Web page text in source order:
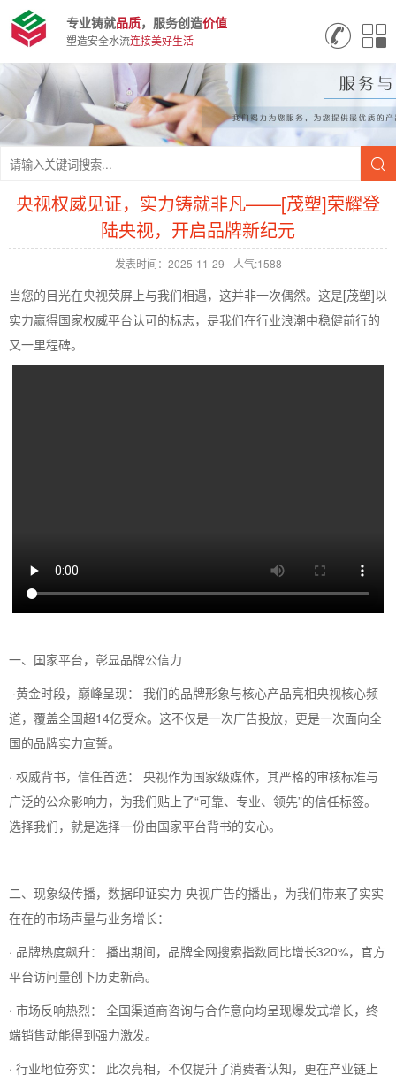
专业铸就品质，服务创造价值
塑造安全水流连接美好生活
央视权威见证，实力铸就非凡——[茂塑]荣耀登
陆央视，开启品牌新纪元
发表时间：2025-11-29 人气:1588
当您的目光在央视荧屏上与我们相遇，这并非一次偶然。这是[茂塑]以
实力赢得国家权威平台认可的标志，是我们在行业浪潮中稳健前行的
又一里程碑。
一、国家平台，彰显品牌公信力
·黄金时段，巅峰呈现： 我们的品牌形象与核心产品亮相央视核心频
道，覆盖全国超14亿受众。这不仅是一次广告投放，更是一次面向全
国的品牌实力宣誓。
· 权威背书，信任首选： 央视作为国家级媒体，其严格的审核标准与
广泛的公众影响力，为我们贴上了“可靠、专业、领先”的信任标签。
选择我们，就是选择一份由国家平台背书的安心。
二、现象级传播，数据印证实力 央视广告的播出，为我们带来了实实
在在的市场声量与业务增长：
· 品牌热度飙升： 播出期间，品牌全网搜索指数同比增长320%，官方
平台访问量创下历史新高。
· 市场反响热烈： 全国渠道商咨询与合作意向均呈现爆发式增长，终
端销售动能得到强力激发。
· 行业地位夯实： 此次亮相，不仅提升了消费者认知，更在产业链上